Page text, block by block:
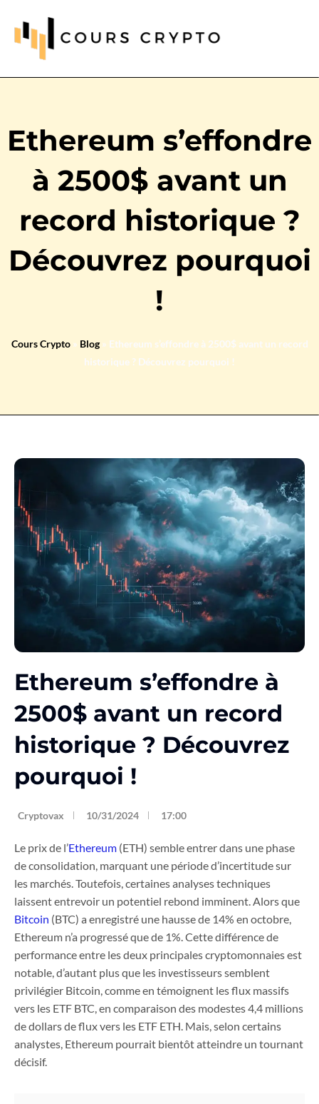
Ethereum s’effondre
à 2500$ avant un
record historique ?
Découvrez pourquoi
!
Cours Crypto» Blog» Ethereum s’effondre à 2500$ avant un record
historique ? Découvrez pourquoi !
Ethereum s’effondre à
2500$ avant un record
historique ? Découvrez
pourquoi !
Cryptovax 10/31/2024 17:00
Le prix de l’Ethereum (ETH) semble entrer dans une phase
de consolidation, marquant une période d’incertitude sur
les marchés. Toutefois, certaines analyses techniques
laissent entrevoir un potentiel rebond imminent. Alors que
Bitcoin (BTC) a enregistré une hausse de 14% en octobre,
Ethereum n’a progressé que de 1%. Cette différence de
performance entre les deux principales cryptomonnaies est
notable, d’autant plus que les investisseurs semblent
privilégier Bitcoin, comme en témoignent les flux massifs
vers les ETF BTC, en comparaison des modestes 4,4 millions
de dollars de flux vers les ETF ETH. Mais, selon certains
analystes, Ethereum pourrait bientôt atteindre un tournant
décisif.